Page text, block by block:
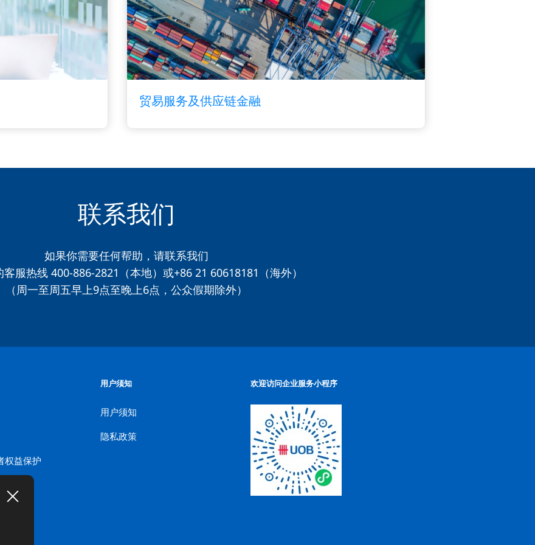
贸易服务及供应链金融
联系我们
如果你需要任何帮助，请联系我们
服热线 400-886-2821（本地）或+86 21 60618181（海外）
（周一至周五早上9点至晚上6点，公众假期除外）
权益保护
用户须知
用户须知
隐私政策
欢迎访问企业服务小程序